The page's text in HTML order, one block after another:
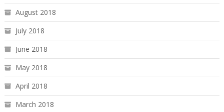
August 2018
July 2018
June 2018
May 2018
April 2018
March 2018